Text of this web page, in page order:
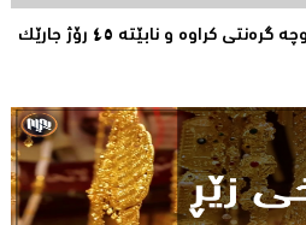
کراوە و نابێتە ٤٥ رۆژ جارێک